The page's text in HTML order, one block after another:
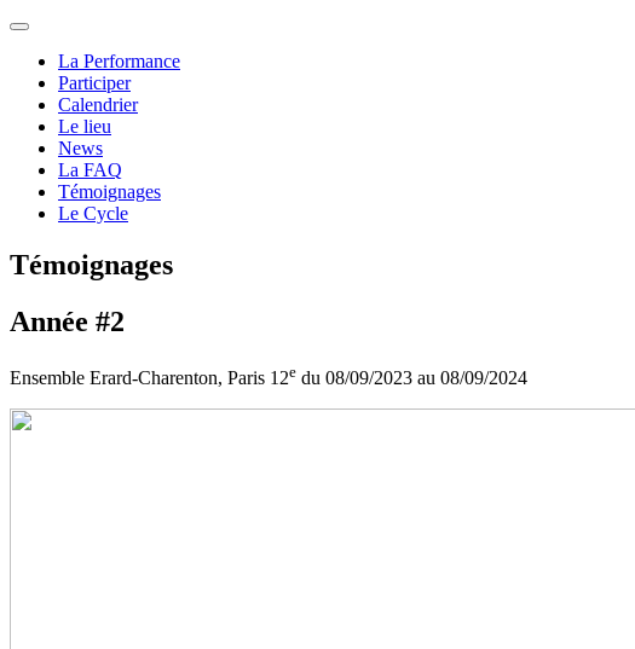
La Performance
Participer
Calendrier
Le lieu
News
La FAQ
Témoignages
Le Cycle
Témoignages
Année #2
Ensemble Erard-Charenton, Paris 12e du 08/09/2023 au 08/09/2024